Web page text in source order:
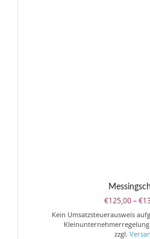
€125,00–€
Kein Umsatzsteuerausweis
Kleinunternehmerregelung
zzgl.